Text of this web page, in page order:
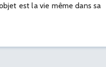
est la vie même dans sa